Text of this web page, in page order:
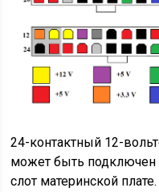
24-контактный 12-
может быть подключен
слот материнской